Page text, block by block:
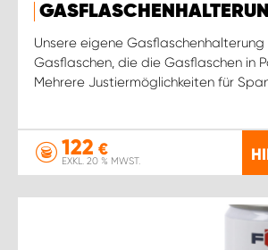
Unsere eigene Gasflaschenhalterung
Gasflaschen, die die Gasflaschen in
Mehrere Justiermöglichkeiten für
122 €
EXKL. 20 % MWST.